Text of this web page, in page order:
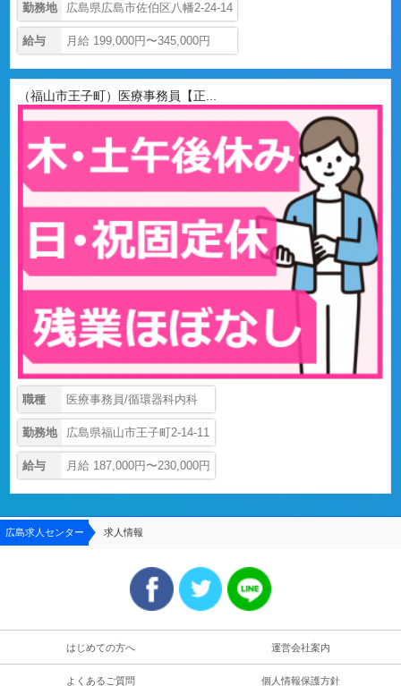
勤務地 広島県広島市佐伯区八幡2-24-14
給与 月給 199,000円〜345,000円
（福山市王子町）医療事務員【正...
職種 医療事務員/循環器科内科
勤務地 広島県福山市王子町2-14-11
給与 月給 187,000円〜230,000円
広島求人センター 求人情報
はじめての方へ 運営会社案内
よくあるご質問 個人情報保護方針